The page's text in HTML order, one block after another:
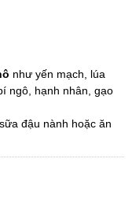
như yến mạch, lúa
ngô, hạnh nhân, gạo
đậu nành hoặc ăn